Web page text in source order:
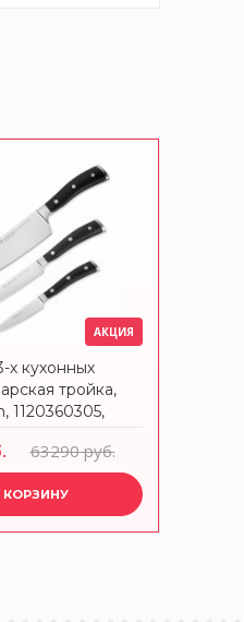
АКЦИЯ
х кухонных
тройка,
1120360305,
63290 руб.
КОРЗИНУ